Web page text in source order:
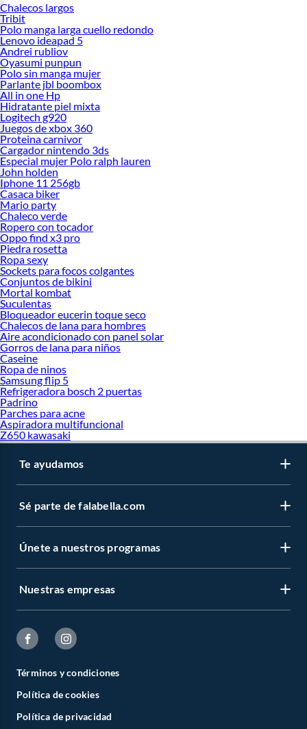
Chalecos largos
Tribit
Polo manga larga cuello redondo
Lenovo ideapad 5
Andrei rubliov
Oyasumi punpun
Polo sin manga mujer
Parlante jbl boombox
All in one Hp
Hidratante piel mixta
Logitech g920
Juegos de xbox 360
Proteina carnivor
Cargador nintendo 3ds
Especial mujer Polo ralph lauren
John holden
Iphone 11 256gb
Casaca biker
Mario party
Chaleco verde
Ropero con tocador
Oppo find x3 pro
Piedra rosetta
Ropa sexy
Sockets para focos colgantes
Conjuntos de bikini
Mortal kombat
Suculentas
Bloqueador eucerin toque seco
Chalecos de lana para hombres
Aire acondicionado con panel solar
Gorros de lana para niños
Caseine
Ropa de ninos
Samsung flip 5
Refrigeradora bosch 2 puertas
Padrino
Parches para acne
Aspiradora multifuncional
Z650 kawasaki
Te ayudamos
Sé parte de falabella.com
Únete a nuestros programas
Nuestras empresas
Términos y condiciones
Política de cookies
Política de privacidad